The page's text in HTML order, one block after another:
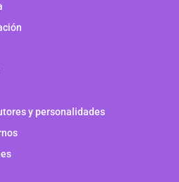
y personalidades